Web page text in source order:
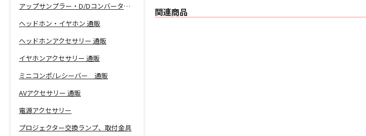
アップサンプラー・D/Dコンバーター 通販
ヘッドホン・イヤホン 通販
ヘッドホンアクセサリー 通販
イヤホンアクセサリー 通販
ミニコンポ/レシーバー 通販
AVアクセサリー 通販
電源アクセサリー
プロジェクター交換ランプ、取付金具
関連商品